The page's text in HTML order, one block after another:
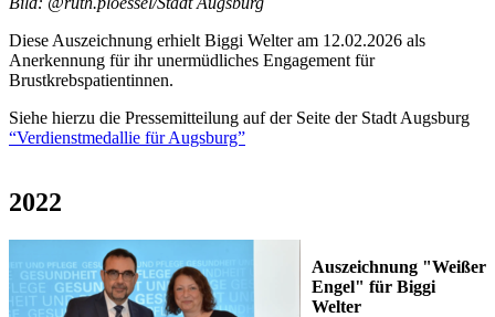
Diese Auszeichnung erhielt Biggi Welter am 12.02.2026 als
Anerkennung für ihr unermüdliches Engagement für
Brustkrebspatientinnen.
Siehe hierzu die Pressemitteilung auf der Seite der Stadt Augsburg
“Verdienstmedallie für Augsburg”
2022
Auszeichnung "Weißer
Engel" für Biggi
Welter